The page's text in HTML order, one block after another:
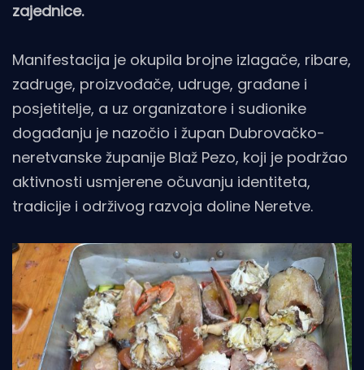
zajednice.
Manifestacija je okupila brojne izlagače, ribare,
zadruge, proizvođače, udruge, građane i
posjetitelje, a uz organizatore i sudionike
događanju je nazočio i župan Dubrovačko-
neretvanske županije Blaž Pezo, koji je podržao
aktivnosti usmjerene očuvanju identiteta,
tradicije i održivog razvoja doline Neretve.